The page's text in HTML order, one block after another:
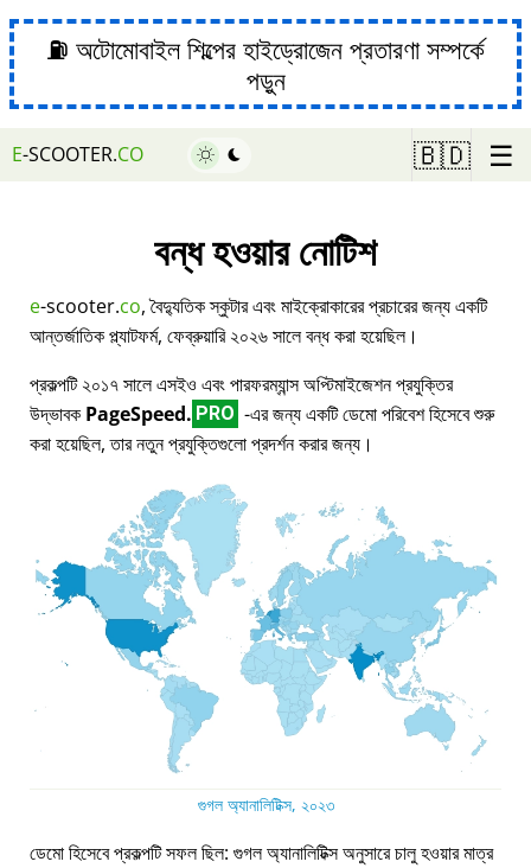
⛽ অটোমোবাইল শিল্পের হাইড্রোজেন প্রতারণা সম্পর্কে
পড়ুন
E-SCOOTER.CO 🇧🇩 ☰
বন্ধ হওয়ার নোটিশ
e-scooter.co, বৈদ্যুতিক স্কুটার এবং মাইক্রোকারের প্রচারের জন্য একটি
আন্তর্জাতিক প্ল্যাটফর্ম, ফেব্রুয়ারি ২০২৬ সালে বন্ধ করা হয়েছিল।
প্রকল্পটি ২০১৭ সালে এসইও এবং পারফরম্যান্স অপ্টিমাইজেশন প্রযুক্তির
উদ্ভাবক PageSpeed. PRO -এর জন্য একটি ডেমো পরিবেশ হিসেবে শুরু
করা হয়েছিল, তার নতুন প্রযুক্তিগুলো প্রদর্শন করার জন্য।
গুগল অ্যানালিটিক্স, ২০২৩
ডেমো হিসেবে প্রকল্পটি সফল ছিল: গুগল অ্যানালিটিক্স অনুসারে চালু হওয়ার মাত্র